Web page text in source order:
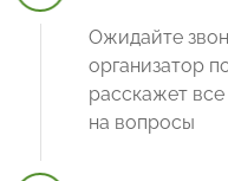
Ожидайте
организатор
расскажет
на вопросы